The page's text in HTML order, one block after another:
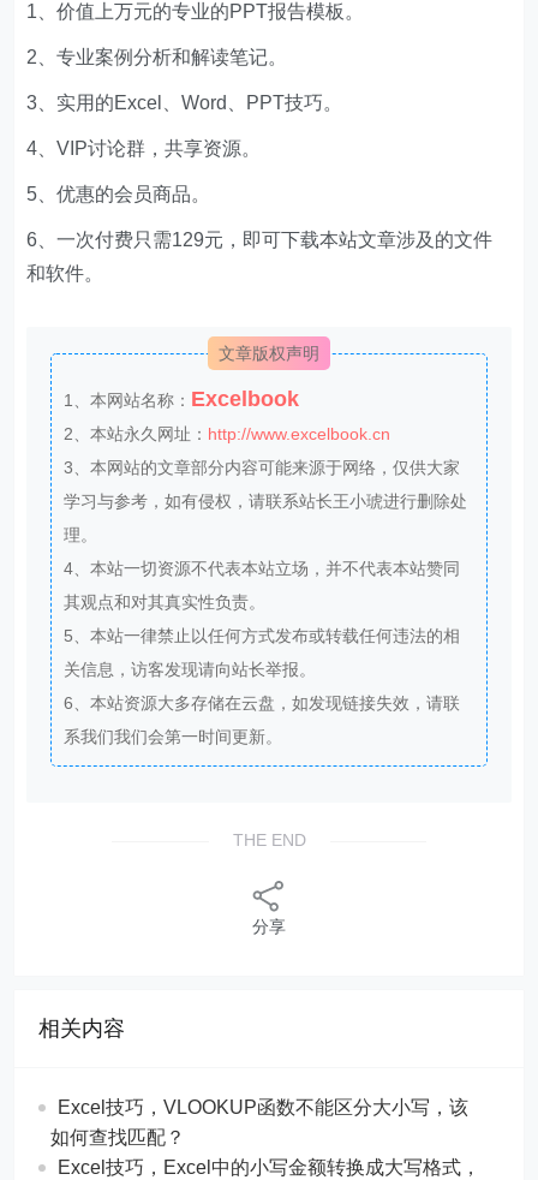
1、价值上万元的专业的PPT报告模板。
2、专业案例分析和解读笔记。
3、实用的Excel、Word、PPT技巧。
4、VIP讨论群，共享资源。
5、优惠的会员商品。
6、一次付费只需129元，即可下载本站文章涉及的文件
和软件。
文章版权声明
1、本网站名称： Excelbook
2、本站永久网址： http://www.excelbook.cn
3、本网站的文章部分内容可能来源于网络，仅供大家
学习与参考，如有侵权，请联系站长王小琥进行删除处
理。
4、本站一切资源不代表本站立场，并不代表本站赞同
其观点和对其真实性负责。
5、本站一律禁止以任何方式发布或转载任何违法的相
关信息，访客发现请向站长举报。
6、本站资源大多存储在云盘，如发现链接失效，请联
系我们我们会第一时间更新。
THE END
分享
相关内容
Excel技巧，​​VLOOKUP函数不能区分大小写，该
如何查找匹配？
​​Excel技巧，Excel中的小写金额转换成大写格式，